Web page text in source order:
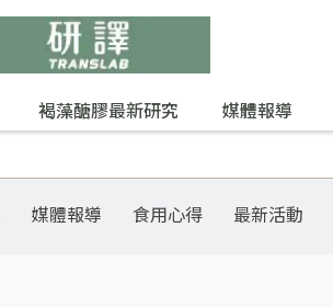
褐藻醣膠最新研究 媒體報導
媒體報導 食用心得 最新活動